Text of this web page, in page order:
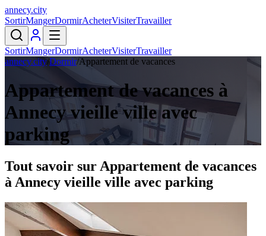
annecy.city
SortirMangerDormirAcheterVisiterTravailler
SortirMangerDormirAcheterVisiterTravailler
annecy.city/Dormir/Appartement de vacances
Appartement de vacances à
Annecy vieille ville avec
parking
Tout savoir sur Appartement de vacances
à Annecy vieille ville avec parking